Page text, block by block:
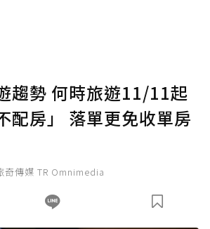
確認送出
利點數：0點；前往 購買點數
趨勢 何時旅遊11/11起
配房」 落單更免收單房
奇傳媒 TR Omnimedia